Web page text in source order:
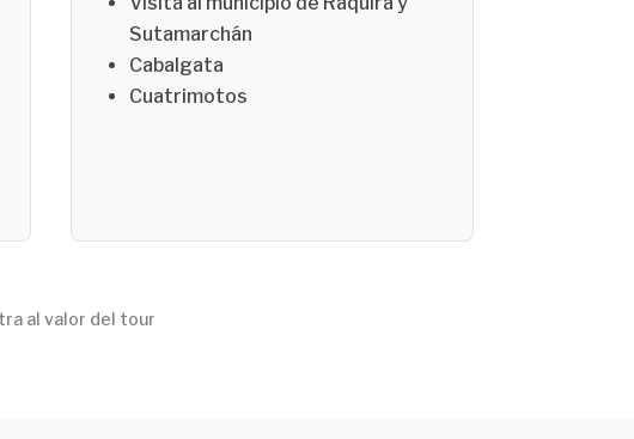
Sutamarchán
Cabalgata
Cuatrimotos
al valor del tour